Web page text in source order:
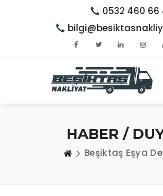
0532 460 66
HABER /
Beşiktaş Eşya